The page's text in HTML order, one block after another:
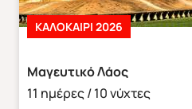
Μαγευτικό Λάος
11 ημέρες / 10 νύχτες
ΚΑΛΟΚΑΙΡΙ 2026